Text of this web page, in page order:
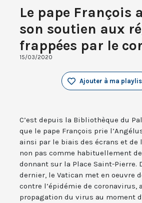
Le pape François
son soutien aux
frappées par le
15/03/2020
Ajouter à ma
C’est depuis la Bibliothèque du
que le pape François prie
ainsi par le biais des écrans et de
non pas comme habituellement
donnant sur la Place Saint-Pierre.
dernier, le Vatican met en oeuvre
contre l’épidémie de coronavirus,
propagation du virus au moment